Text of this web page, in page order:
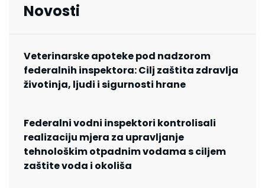
Novosti
Veterinarske apoteke pod nadzorom
federalnih inspektora: Cilj zaštita zdravlja
životinja, ljudi i sigurnosti hrane
Federalni vodni inspektori kontrolisali
realizaciju mjera za upravljanje
tehnološkim otpadnim vodama s ciljem
zaštite voda i okoliša